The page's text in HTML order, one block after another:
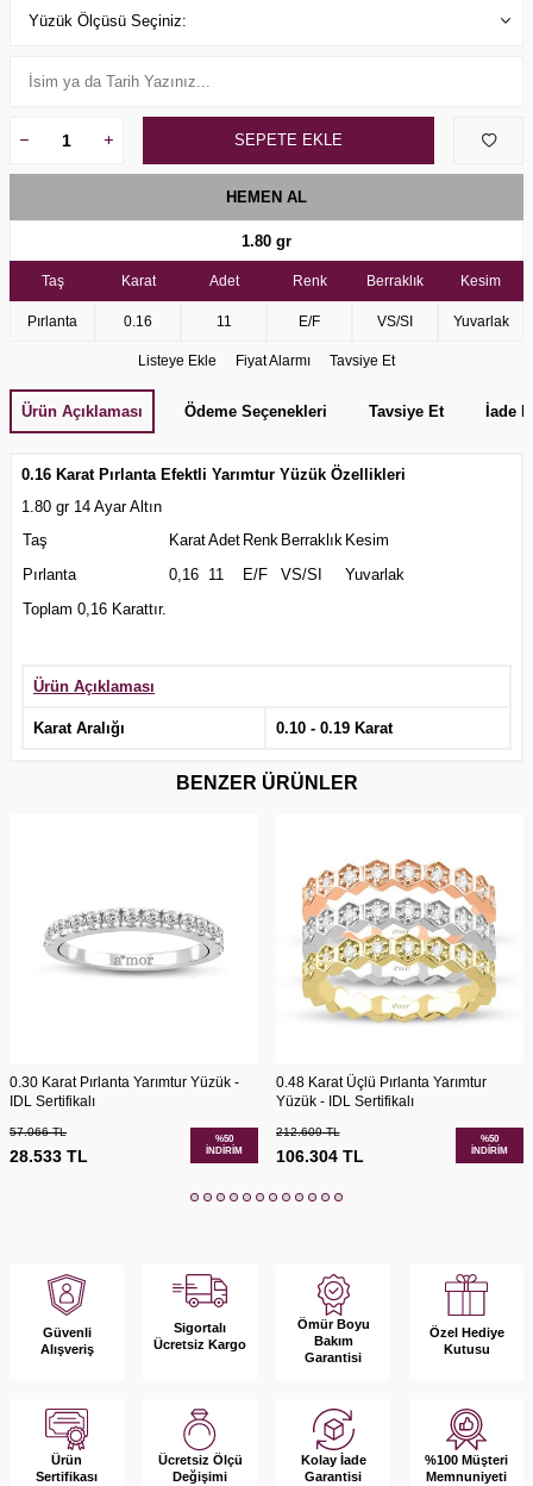
SEPETE EKLE
HEMEN AL
1.80 gr
Taş
Pırlanta
Karat
0.16
Adet
11
Renk
E/F
Berraklık
VS/SI
Kesim
Yuvarlak
Listeye Ekle Fiyat Alarmı Tavsiye Et
Ürün Açıklaması Ödeme Seçenekleri Tavsiye Et İade
0.16 Karat Pırlanta Efektli Yarımtur Yüzük Özellikleri
1.80 gr 14 Ayar Altın
Taş
KaratAdet Renk Berraklık Kesim
Pırlanta
0,16 11 E/F VS/SI
Yuvarlak
Toplam 0,16 Karattır.
Ürün Açıklaması
Karat Aralığı 0.10 - 0.19 Karat
BENZER ÜRÜNLER
0.30 Karat Pırlanta Yarımtur Yüzük -
IDL Sertifikalı
57.066TL
28.533 TL
%50
İNDIRIM
0.48 Karat Üçlü Pırlanta Yarımtur
Yüzük - IDL Sertifikalı
212.609TL
106.304TL
%50
İNDIRIM
Güvenli
Alışveriş
Sigortalı
Ücretsiz Kargo
Ömür Boyu
Bakım
Garantisi
Özel Hediye
Kutusu
Ürün
Sertifikası
Ücretsiz Ölçü
Değişimi
Kolay İade
Garantisi
%100 Müşteri
Memnuniyeti